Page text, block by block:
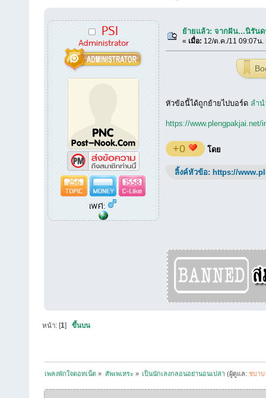
PSI
Administrator
256
1558
เพศ:
ย้ายแล้ว: จากฝัน...นิรันด
« เมื่อ: 12/ต.ค./11 09:07น.
หัวข้อนี้ได้ถูกย้ายไปบอร์ด ลำน
https://www.plengpakjai.net/
+0 โดย
ลิ้งค์หัวข้อ: https://
หน้า: [1]ขึ้นบน
เพลงพักใจดอทเน็ต » สัพเพเหระ » เป็นนักเลงกลอนอย่านอนเปล่า (ผู้ดูแล:ชบาบ